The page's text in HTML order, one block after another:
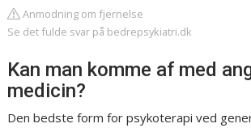
Anmodning om fjernelse
Se det fulde svar på bedrepsykiatri.dk
Kan man komme af med
medicin?
Den bedste form for psykoterapi ved